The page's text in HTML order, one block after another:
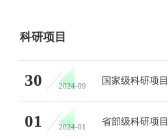
科研项目
30 2024-09
国家级科研项目
01 2024-01
省部级科研项目